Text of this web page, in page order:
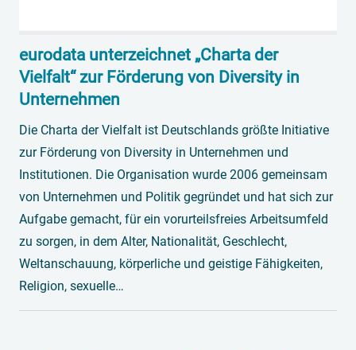
eurodata unterzeichnet „Charta der
Vielfalt“ zur Förderung von Diversity in
Unternehmen
Die Charta der Vielfalt ist Deutschlands größte Initiative
zur Förderung von Diversity in Unternehmen und
Institutionen. Die Organisation wurde 2006 gemeinsam
von Unternehmen und Politik gegründet und hat sich zur
Aufgabe gemacht, für ein vorurteilsfreies Arbeitsumfeld
zu sorgen, in dem Alter, Nationalität, Geschlecht,
Weltanschauung, körperliche und geistige Fähigkeiten,
Religion, sexuelle…